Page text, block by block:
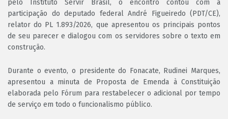
pelo Instituto Servir Brasil, o encontro contou com a
participação do deputado federal André Figueiredo (PDT/CE),
relator do PL 1.893/2026, que apresentou os principais pontos
de seu parecer e dialogou com os servidores sobre o texto em
construção.
Durante o evento, o presidente do Fonacate, Rudinei Marques,
apresentou a minuta de Proposta de Emenda à Constituição
elaborada pelo Fórum para restabelecer o adicional por tempo
de serviço em todo o funcionalismo público.